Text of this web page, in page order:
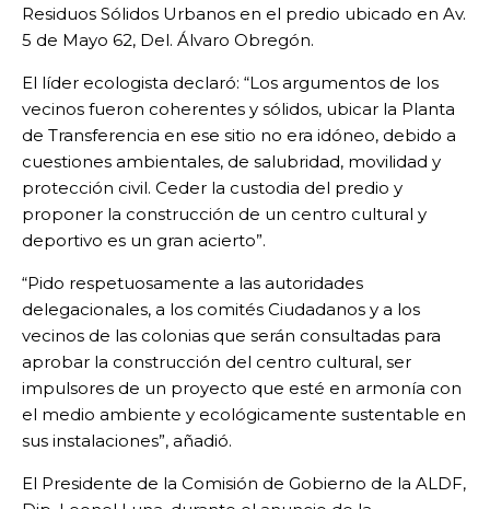
Residuos Sólidos Urbanos en el predio ubicado en Av.
5 de Mayo 62, Del. Álvaro Obregón.
El líder ecologista declaró: “Los argumentos de los
vecinos fueron coherentes y sólidos, ubicar la Planta
de Transferencia en ese sitio no era idóneo, debido a
cuestiones ambientales, de salubridad, movilidad y
protección civil. Ceder la custodia del predio y
proponer la construcción de un centro cultural y
deportivo es un gran acierto”.
“Pido respetuosamente a las autoridades
delegacionales, a los comités Ciudadanos y a los
vecinos de las colonias que serán consultadas para
aprobar la construcción del centro cultural, ser
impulsores de un proyecto que esté en armonía con
el medio ambiente y ecológicamente sustentable en
sus instalaciones”, añadió.
El Presidente de la Comisión de Gobierno de la ALDF,